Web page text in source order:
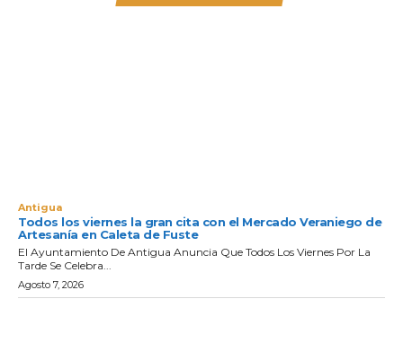
Antigua
Todos los viernes la gran cita con el Mercado Veraniego de
Artesanía en Caleta de Fuste
El Ayuntamiento De Antigua Anuncia Que Todos Los Viernes Por La
Tarde Se Celebra...
Agosto 7, 2026